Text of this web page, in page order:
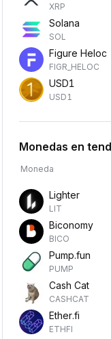
XRP
Solana
SOL
Figure Heloc
FIGR_HELOC
USD1
USD1
Monedas en
Moneda
Lighter
LIT
Biconomy
BICO
Pump.fun
PUMP
Cash Cat
CASHCAT
Ether.fi
ETHFI